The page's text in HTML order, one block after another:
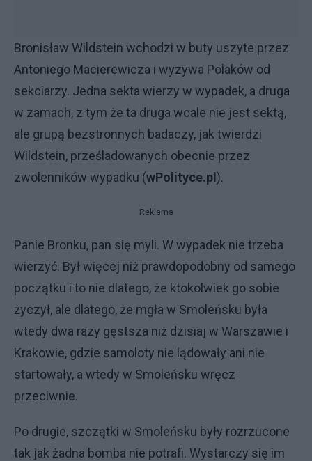
Bronisław Wildstein wchodzi w buty uszyte przez
Antoniego Macierewicza i wyzywa Polaków od
sekciarzy. Jedna sekta wierzy w wypadek, a druga
w zamach, z tym że ta druga wcale nie jest sektą,
ale grupą bezstronnych badaczy, jak twierdzi
Wildstein, prześladowanych obecnie przez
zwolenników wypadku (wPolityce.pl ).
Reklama
Panie Bronku, pan się myli. W wypadek nie trzeba
wierzyć. Był więcej niż prawdopodobny od samego
początku i to nie dlatego, że ktokolwiek go sobie
życzył, ale dlatego, że mgła w Smoleńsku była
wtedy dwa razy gęstsza niż dzisiaj w Warszawie i
Krakowie, gdzie samoloty nie lądowały ani nie
startowały, a wtedy w Smoleńsku wręcz
przeciwnie.
Po drugie, szczątki w Smoleńsku były rozrzucone
tak jak żadna bomba nie potrafi. Wystarczy się im